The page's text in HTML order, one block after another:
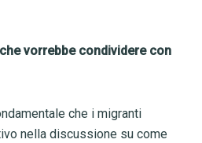
vorrebbe condividere con
che i migranti
nella discussione su come